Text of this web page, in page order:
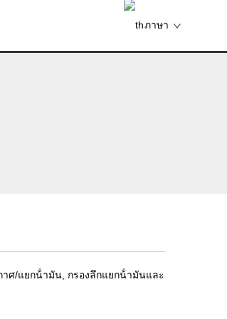
ภาษา
ศ/แยกน้ํามัน, กรองลึกแยกน้ํามันและ